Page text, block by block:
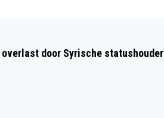
BOOM IN VOORTHUIZEN
door Syrische statushouder